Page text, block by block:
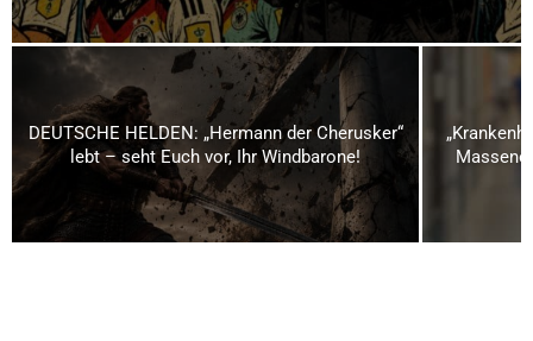
DEUTSCHE HELDEN: „Hermann der Cherusker“
lebt – seht Euch vor, Ihr Windbarone!